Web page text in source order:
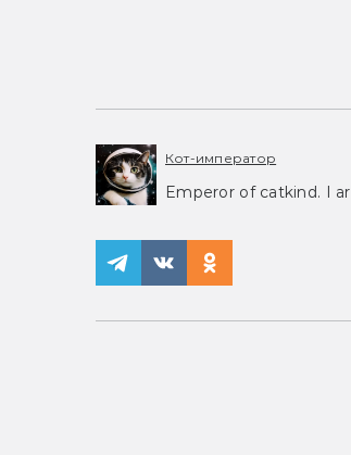
Кот-император
Emperor of catkind. I